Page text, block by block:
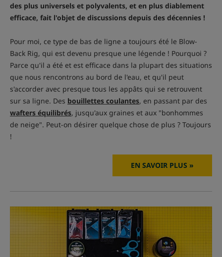
des plus universels et polyvalents, et en plus diablement
efficace, fait l'objet de discussions depuis des décennies !
Pour moi, ce type de bas de ligne a toujours été le Blow-
Back Rig, qui est devenu presque une légende ! Pourquoi ?
Parce qu'il a été et est efficace dans la plupart des situations
que nous rencontrons au bord de l'eau, et qu'il peut
s'accorder avec presque tous les appâts qui se retrouvent
sur sa ligne. Des bouillettes coulantes, en passant par des
wafters équilibrés, jusqu'aux graines et aux "bonhommes
de neige". Peut-on désirer quelque chose de plus ? Toujours
!
EN SAVOIR PLUS »